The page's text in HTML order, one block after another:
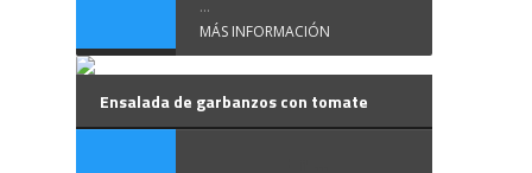
...
MÁS INFORMACIÓN
Ensalada de garbanzos con tomate